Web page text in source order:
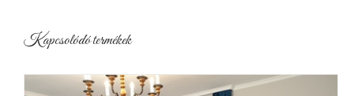
Kapcsolódó termékek